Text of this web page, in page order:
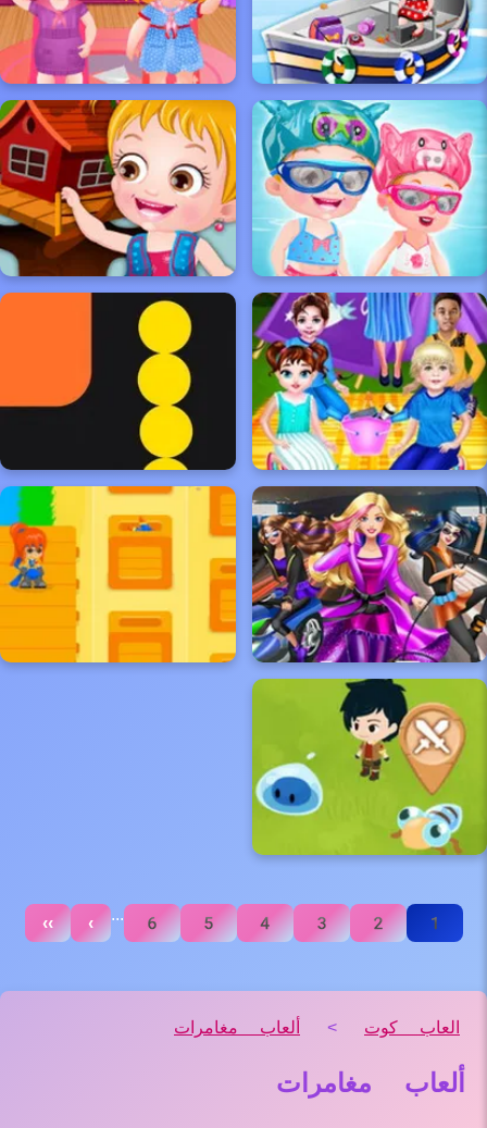
1
2
3
4
5
6
...
›
››
العاب كوت > ألعاب مغامرات
ألعاب مغامرات